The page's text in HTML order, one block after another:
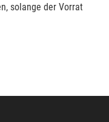
solange der Vorrat